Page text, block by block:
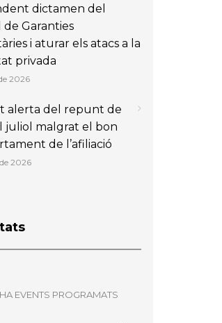
dictamen del
de Garanties
i aturar els atacs a la
privada
2026
alerta del repunt de
juliol malgrat el bon
de l’afiliació
2026
EVENTS PROGRAMATS